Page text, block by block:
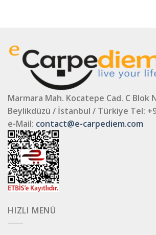
Marmara Mah. Kocatepe Cad. C Blok
Beylikdüzü / İstanbul / Türkiye Tel:
e-Mail: contact@e-carpediem.com
HIZLI MENÜ